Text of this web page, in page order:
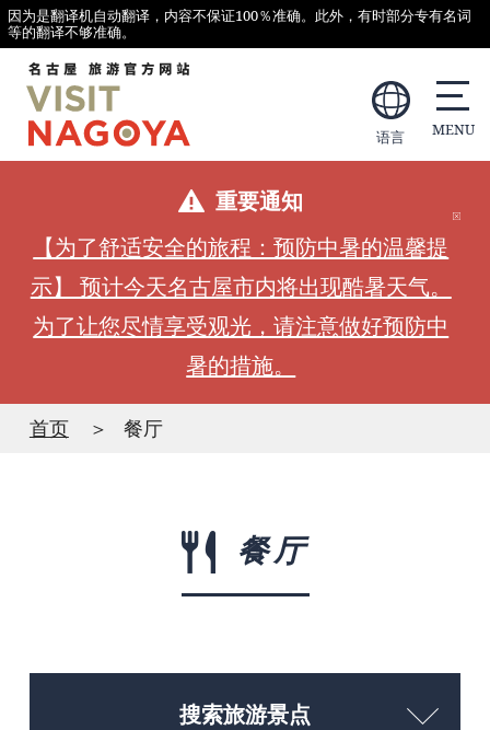
因为是翻译机自动翻译，内容不保证100％准确。此外，有时部分专有名词
等的翻译不够准确。
语言
重要通知
【为了舒适安全的旅程：预防中暑的温馨提
示】 预计今天名古屋市内将出现酷暑天气。
为了让您尽情享受观光，请注意做好预防中
暑的措施。
首页 餐厅
餐厅
搜索旅游景点